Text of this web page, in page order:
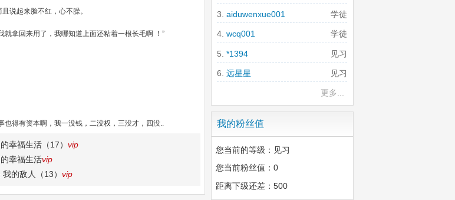
说起来脸不红，心不臊。
拿回来用了，我哪知道上面还粘着一根长毛啊 ！”
得有资本啊，我一没钱，二没权，三没才，四没..
幸福生活（17）vip
幸福生活vip
我的敌人（13）vip
学徒
aiduwenxue001
学徒
wcq001
见习
*1394
见习
远星星
更多...
我的粉丝值
您当前的等级：见习
您当前粉丝值：0
距离下级还差：500